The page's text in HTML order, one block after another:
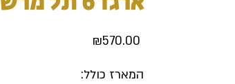
₪570.00
המארז כולל: